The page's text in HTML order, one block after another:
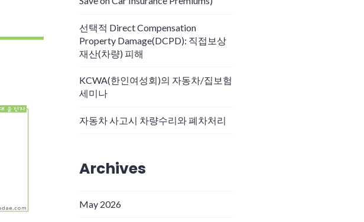
선택적 Direct Compensation
Property Damage(DCPD): 직접보상
재산(차량) 피해
KCWA(한인여성회)의 자동차/집보험
세미나
자동차 사고시 차량수리와 폐차처리
Archives
May 2026